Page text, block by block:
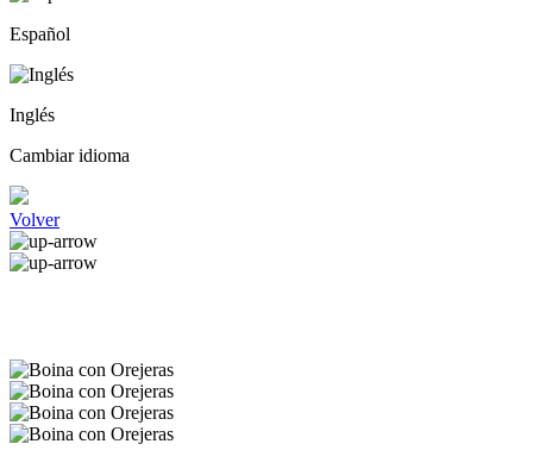
Español
Inglés
Cambiar idioma
Volver